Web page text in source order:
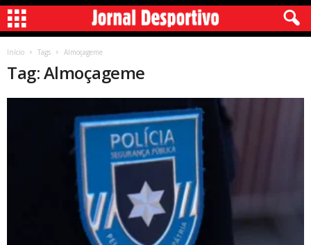
Início Tags Almoçageme
Tag: Almoçageme